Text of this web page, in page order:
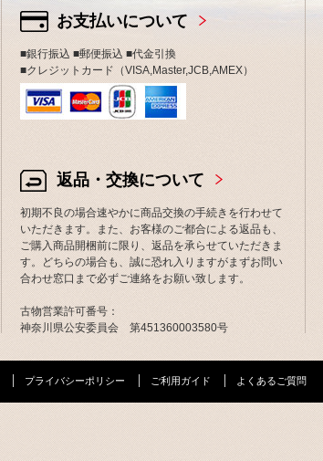
お支払いについて
■銀行振込 ■郵便振込 ■代金引換
■クレジットカード（VISA,Master,JCB,AMEX）
返品・交換について
初期不良の場合速やかに商品交換の手続きを行わせて
いただきます。また、お客様のご都合による返品も、
ご購入商品開梱前に限り、返品を承らせていただきま
す。どちらの場合も、誠に恐れ入りますがまずお問い
合わせ窓口まで必ずご連絡をお願い致します。
古物営業許可番号：
神奈川県公安委員会 第451360003580号
プライバシーポリシー ご利用ガイド よくあるご質問